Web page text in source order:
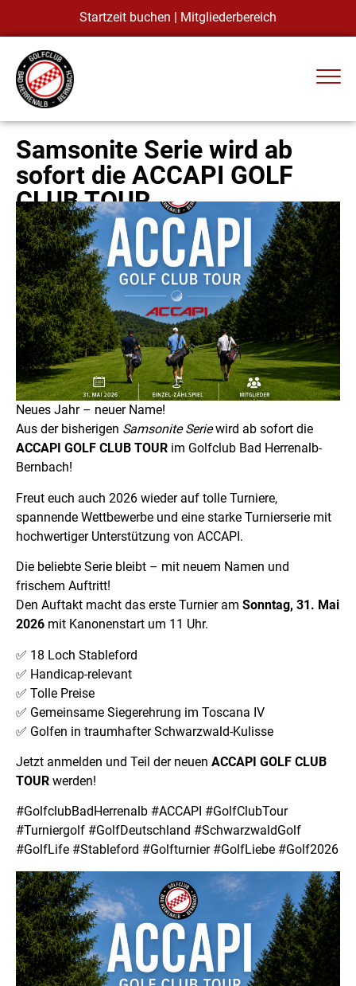
Startzeit buchen | Mitgliederbereich
Samsonite Serie wird ab
sofort die ACCAPI GOLF
CLUB TOUR
Neues Jahr – neuer Name!
Aus der bisherigen Samsonite Seriewird ab sofort die
ACCAPI GOLF CLUB TOUR im Golfclub Bad Herrenalb-
Bernbach!
Freut euch auch 2026 wieder auf tolle Turniere,
spannende Wettbewerbe und eine starke Turnierserie mit
hochwertiger Unterstützung von ACCAPI.
Die beliebte Serie bleibt – mit neuem Namen und
frischem Auftritt!
Den Auftakt macht das erste Turnier am Sonntag, 31. Mai
2026 mit Kanonenstart um 11 Uhr.
✅ 18 Loch Stableford
✅ Handicap-relevant
✅ Tolle Preise
✅ Gemeinsame Siegerehrung im Toscana IV
✅ Golfen in traumhafter Schwarzwald-Kulisse
Jetzt anmelden und Teil der neuen ACCAPI GOLF CLUB
TOUR werden!
#GolfclubBadHerrenalb #ACCAPI #GolfClubTour
#Turniergolf #GolfDeutschland #SchwarzwaldGolf
#GolfLife #Stableford #Golfturnier #GolfLiebe #Golf2026